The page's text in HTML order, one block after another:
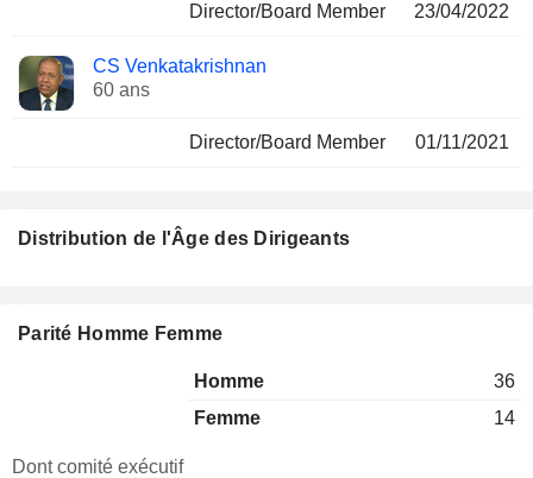
Director/Board Member 23/04/2022
CS Venkatakrishnan
60 ans
Director/Board Member 01/11/2021
Distribution de l'Âge des Dirigeants
Parité Homme Femme
Homme
36
Femme
14
Dont comité exécutif